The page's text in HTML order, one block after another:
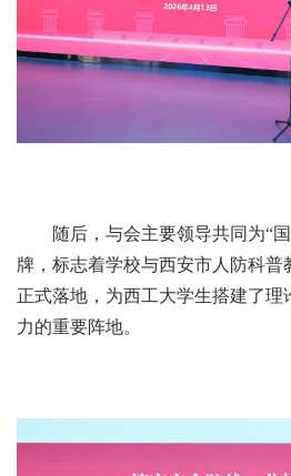
随后，与会主要领导共同为“
牌，标志着学校与西安市人防科普
正式落地，为西工大学生搭建了
力的重要阵地。